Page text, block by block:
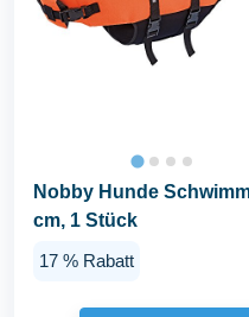
Nobby Hunde
cm, 1 Stück
17 % Rabatt